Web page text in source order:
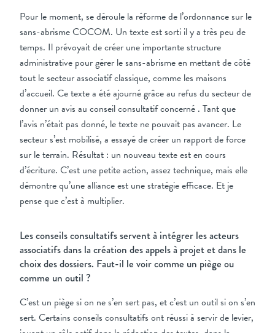
Pour le moment, se déroule la réforme de l’ordonnance sur le
sans-abrisme COCOM. Un texte est sorti il y a très peu de
temps. Il prévoyait de créer une importante structure
administrative pour gérer le sans-abrisme en mettant de côté
tout le secteur associatif classique, comme les maisons
d’accueil. Ce texte a été ajourné grâce au refus du secteur de
donner un avis au conseil consultatif concerné . Tant que
l’avis n’était pas donné, le texte ne pouvait pas avancer. Le
secteur s’est mobilisé, a essayé de créer un rapport de force
sur le terrain. Résultat : un nouveau texte est en cours
d’écriture. C’est une petite action, assez technique, mais elle
démontre qu’une alliance est une stratégie efficace. Et je
pense que c’est à multiplier.
Les conseils consultatifs servent à intégrer les acteurs
associatifs dans la création des appels à projet et dans le
choix des dossiers. Faut-il le voir comme un piège ou
comme un outil ?
C’est un piège si on ne s’en sert pas, et c’est un outil si on s’en
sert. Certains conseils consultatifs ont réussi à servir de levier,